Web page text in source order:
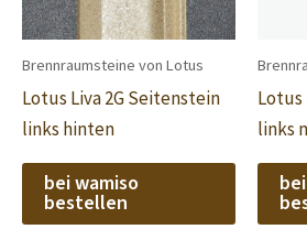
Brennraumsteine von Lotus
Lotus Liva 2G Seitenstein
links hinten
bei wamiso
bestellen
Lotus
links